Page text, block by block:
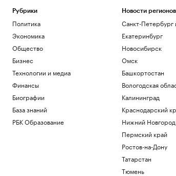
Рубрики
Политика
Экономика
Общество
Бизнес
Технологии и медиа
Финансы
Биографии
База знаний
РБК Образование
Новости регионов
Санкт-Петербург
Екатеринбург
Новосибирск
Омск
Башкортостан
Вологодская
Калининград
Краснодарский
Нижний Новгород
Пермский край
Ростов-на-Дону
Татарстан
Тюмень